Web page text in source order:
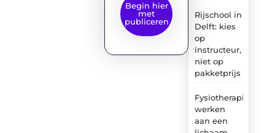
Rijschool in
Delft: kies
op
instructeur,
niet op
pakketprijs
Fysiotherapie:
werken
aan een
Begin hier
met
publiceren